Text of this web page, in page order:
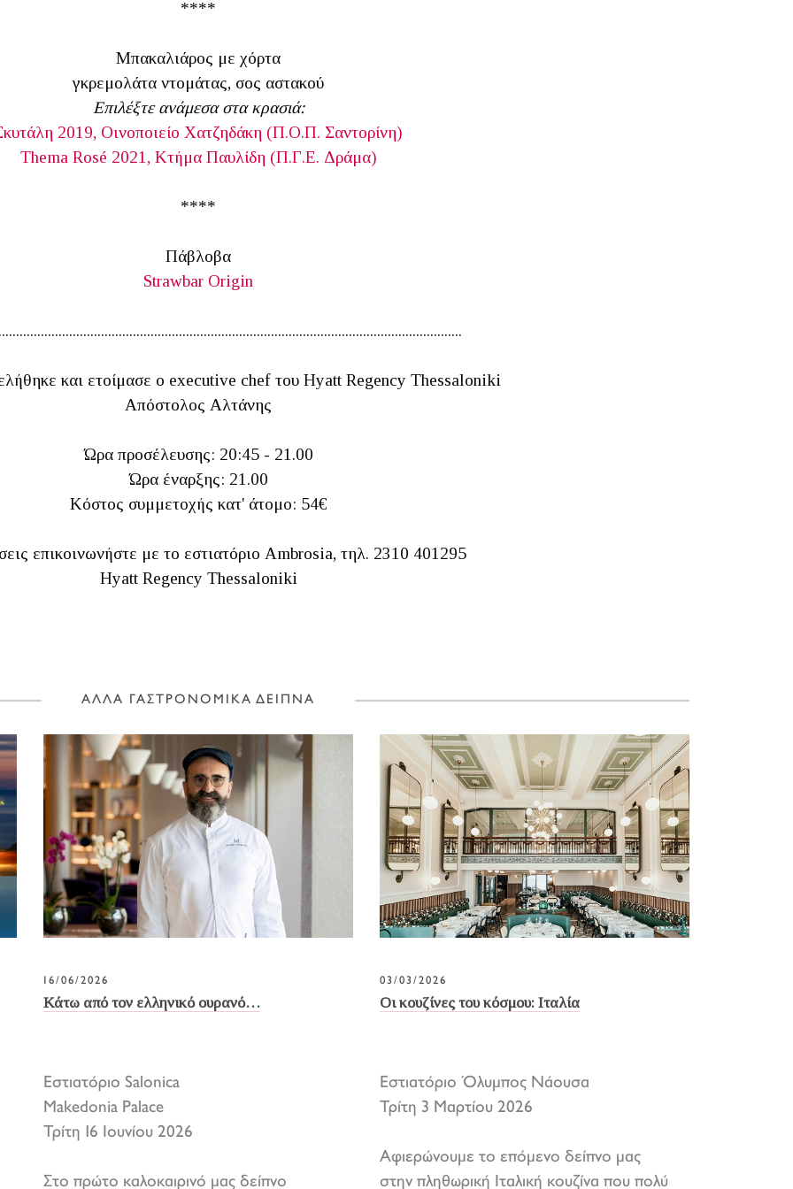
****
Μπακαλιάρος με χόρτα
γκρεμολάτα ντομάτας, σος αστακού
Επιλέξτε ανάμεσα στα κρασιά:
2019, Οινοποιείο Χατζηδάκη (Π.Ο.Π. Σαντορίνη)
Thema Rosé 2021, Κτήμα Παυλίδη (Π.Γ.Ε. Δράμα)
****
Πάβλοβα
Strawbar Origin
και ετοίμασε ο executive chef του Hyatt Regency Thessaloniki
Απόστολος Αλτάνης
Ώρα προσέλευσης: 20:45 - 21.00
Ώρα έναρξης: 21.00
Κόστος συμμετοχής κατ' άτομο: 54€
επικοινωνήστε με το εστιατόριο Ambrosia, τηλ. 2310 401295
Hyatt Regency Thessaloniki
ΑΛΛΑ ΓΑΣΤΡΟΝΟΜΙΚΑ ΔΕΙΠΝΑ
16/06/2026
Κάτω από τον ελληνικό ουρανό…
Εστιατόριο Salonica
Makedonia Palace
Τρίτη 16 Ιουνίου 2026
Στο πρώτο καλοκαιρινό μας δείπνο
03/03/2026
Οι κουζίνες του κόσμου: Ιταλία
Εστιατόριο Όλυμπος Νάουσα
Τρίτη 3 Μαρτίου 2026
Αφιερώνουμε το επόμενο δείπνο μας
στην πληθωρική Ιταλική κουζίνα που πολύ